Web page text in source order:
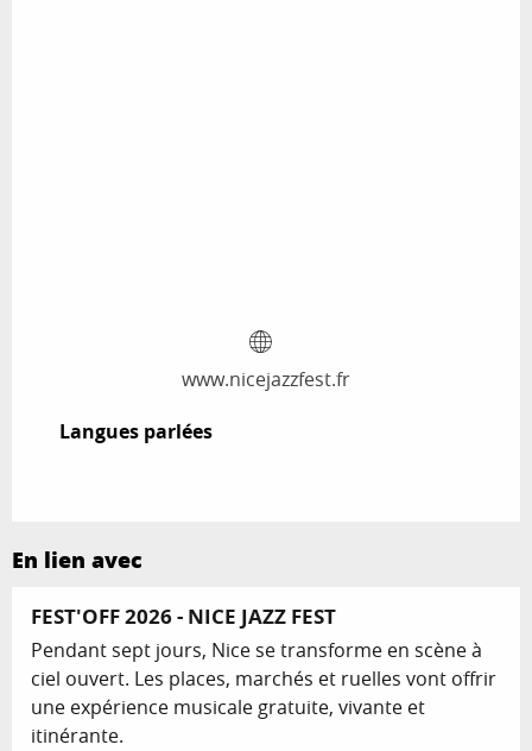
www.nicejazzfest.fr
Langues parlées
Langues parlées
En lien avec
FEST'OFF 2026 - NICE JAZZ FEST
Pendant sept jours, Nice se transforme en scène à
ciel ouvert. Les places, marchés et ruelles vont offrir
une expérience musicale gratuite, vivante et
itinérante.